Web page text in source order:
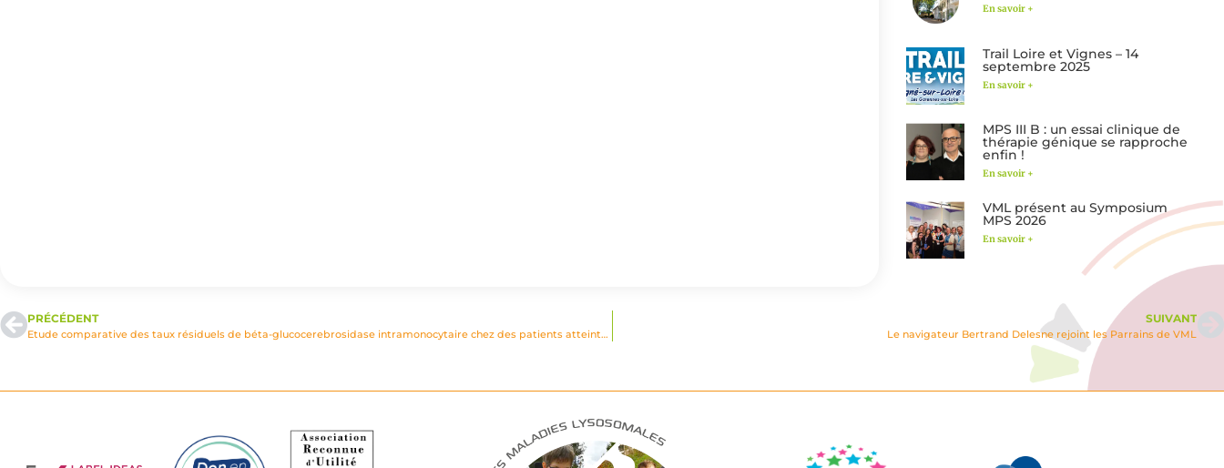
En savoir +
Trail Loire et Vignes – 14
septembre 2025
En savoir +
MPS III B : un essai clinique de
thérapie génique se rapproche
enfin !
En savoir +
VML présent au Symposium
MPS 2026
En savoir +
PRÉCÉDENT
Etude comparative des taux résiduels de béta-glucocerebrosidase intramonocytaire chez des patients atteints de la maladie de Gaucher …
SUIVANT
Le navigateur Bertrand Delesne rejoint les Parrains de VML